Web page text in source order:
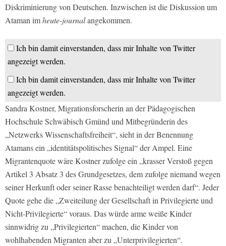
Diskriminierung von Deutschen. Inzwischen ist die Diskussion um
Ataman imheute-journalangekommen.
Ich bin damit einverstanden, dass mir Inhalte von Twitter
angezeigt werden.
Ich bin damit einverstanden, dass mir Inhalte von Twitter
angezeigt werden.
Sandra Kostner, Migrationsforscherin an der Pädagogischen
Hochschule Schwäbisch Gmünd und Mitbegründerin des
„Netzwerks Wissenschaftsfreiheit“, sieht in der Benennung
Atamans ein „identitätspolitisches Signal“ der Ampel. Eine
Migrantenquote wäre Kostner zufolge ein „krasser Verstoß gegen
Artikel 3 Absatz 3 des Grundgesetzes, dem zufolge niemand wegen
seiner Herkunft oder seiner Rasse benachteiligt werden darf“. Jeder
Quote gehe die „Zweiteilung der Gesellschaft in Privilegierte und
Nicht-Privilegierte“ voraus. Das würde arme weiße Kinder
sinnwidrig zu „Privilegierten“ machen, die Kinder von
wohlhabenden Migranten aber zu „Unterprivilegierten“.